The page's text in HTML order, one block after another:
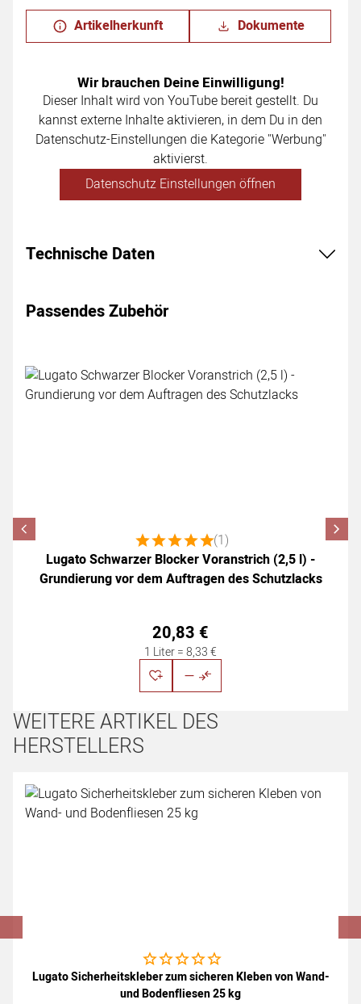
Artikelherkunft Dokumente
Wir brauchen Deine Einwilligung!
Dieser Inhalt wird von YouTube bereit gestellt. Du
kannst externe Inhalte aktivieren, in dem Du in den
Datenschutz-Einstellungen die Kategorie "Werbung"
aktivierst.
Datenschutz Einstellungen öffnen
Technische Daten
Passendes Zubehör
Zubehör überspringen
Bewertung: 5 von 5 (1 Bewertungen)
(1)
Lugato Schwarzer Blocker Voranstrich (2,5 l) -
Grundierung vor dem Auftragen des Schutzlacks
20,83 €
1 Liter =8,33€
WEITERE ARTIKEL DES
HERSTELLERS
Artikel überspringen
Noch keine Bewertungen abgegeben
Lugato Sicherheitskleber zum sicheren Kleben von Wand-
und Bodenfliesen 25 kg